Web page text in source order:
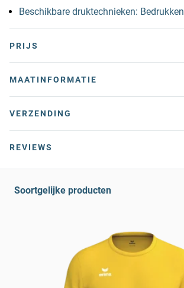
Beschikbare druktechnieken: Bedrukken
PRIJS
MAATINFORMATIE
VERZENDING
REVIEWS
Soortgelijke producten